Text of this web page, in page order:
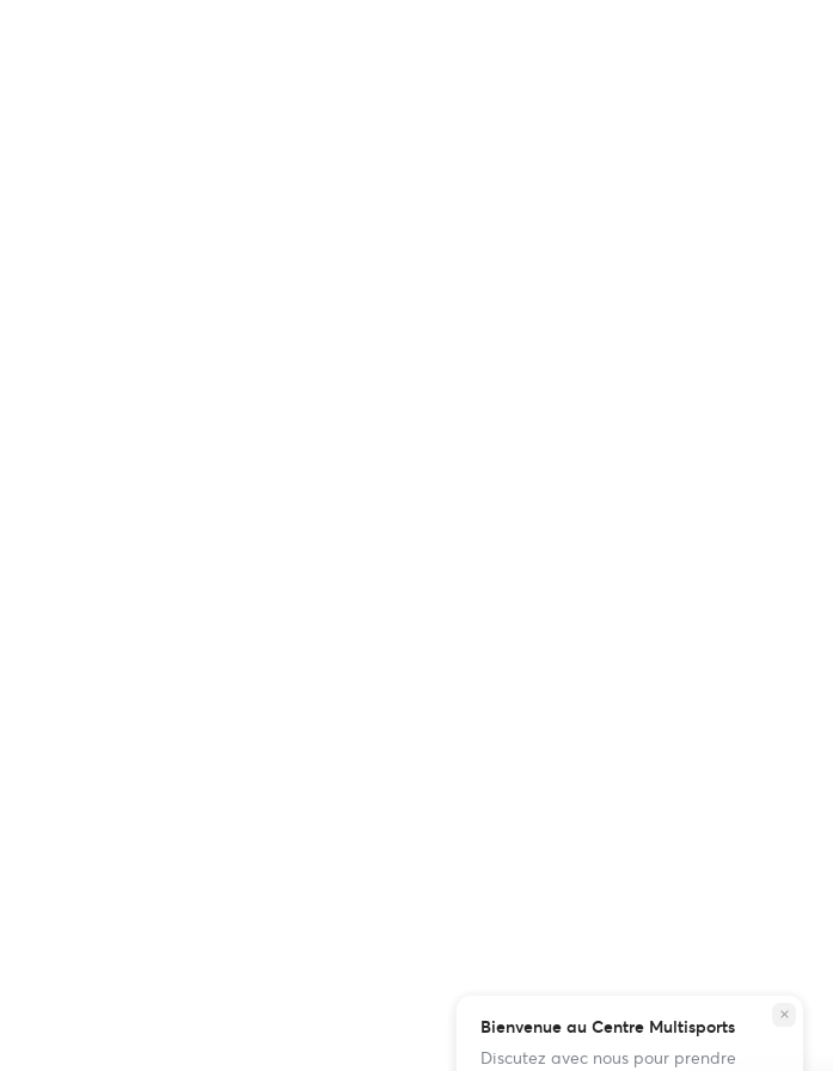
close
Bienvenue au Centre Multisports
Discutez avec nous pour prendre